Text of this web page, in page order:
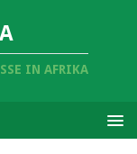
IN AFRIKA